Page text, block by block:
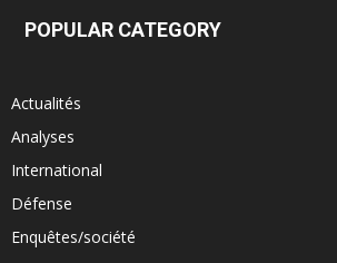
POPULAR CATEGORY
Actualités
Analyses
International
Défense
Enquêtes/société